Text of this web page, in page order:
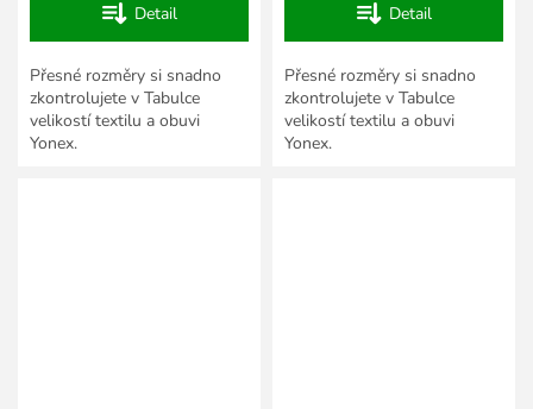
Detail
Přesné rozměry si snadno
zkontrolujete v Tabulce
velikostí textilu a obuvi
Yonex.
Detail
Přesné rozměry si snadno
zkontrolujete v Tabulce
velikostí textilu a obuvi
Yonex.